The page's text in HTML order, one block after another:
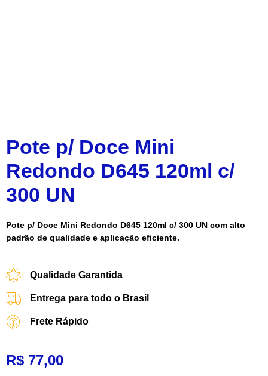
Pote p/ Doce Mini
Redondo D645 120ml c/
300 UN
Pote p/ Doce Mini Redondo D645 120ml c/ 300 UN com alto
padrão de qualidade e aplicação eficiente.
Qualidade Garantida
Entrega para todo o Brasil
Frete Rápido
R$ 77,00